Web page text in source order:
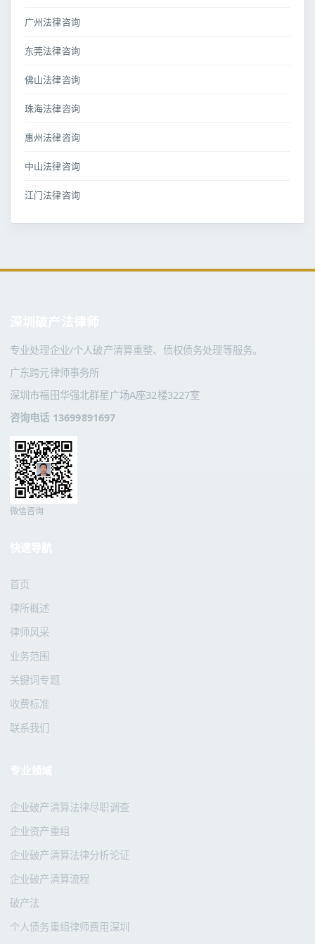
广州法律咨询
东莞法律咨询
佛山法律咨询
珠海法律咨询
惠州法律咨询
中山法律咨询
江门法律咨询
专业处理企业/个人破产清算重整、债权债务处理等服务。
广东跨元律师事务所
深圳市福田华强北群星广场A座32楼3227室
咨询电话 13699891697
微信咨询
首页
律所概述
律师风采
业务范围
关键词专题
收费标准
联系我们
企业破产清算法律尽职调查
企业资产重组
企业破产清算法律分析论证
企业破产清算流程
破产法
个人债务重组律师费用深圳